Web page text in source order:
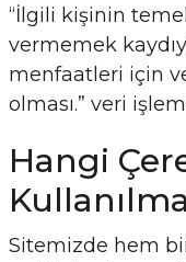
“İlgili kişinin
vermemek
menfaatleri için
olması.” veri
Hangi
Sitemizde hem